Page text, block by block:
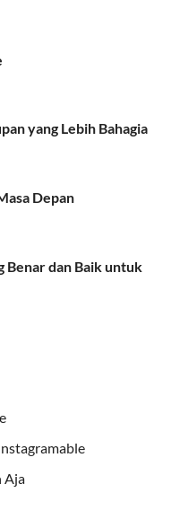
yang Lebih Bahagia
Depan
Benar dan Baik untuk
Aja